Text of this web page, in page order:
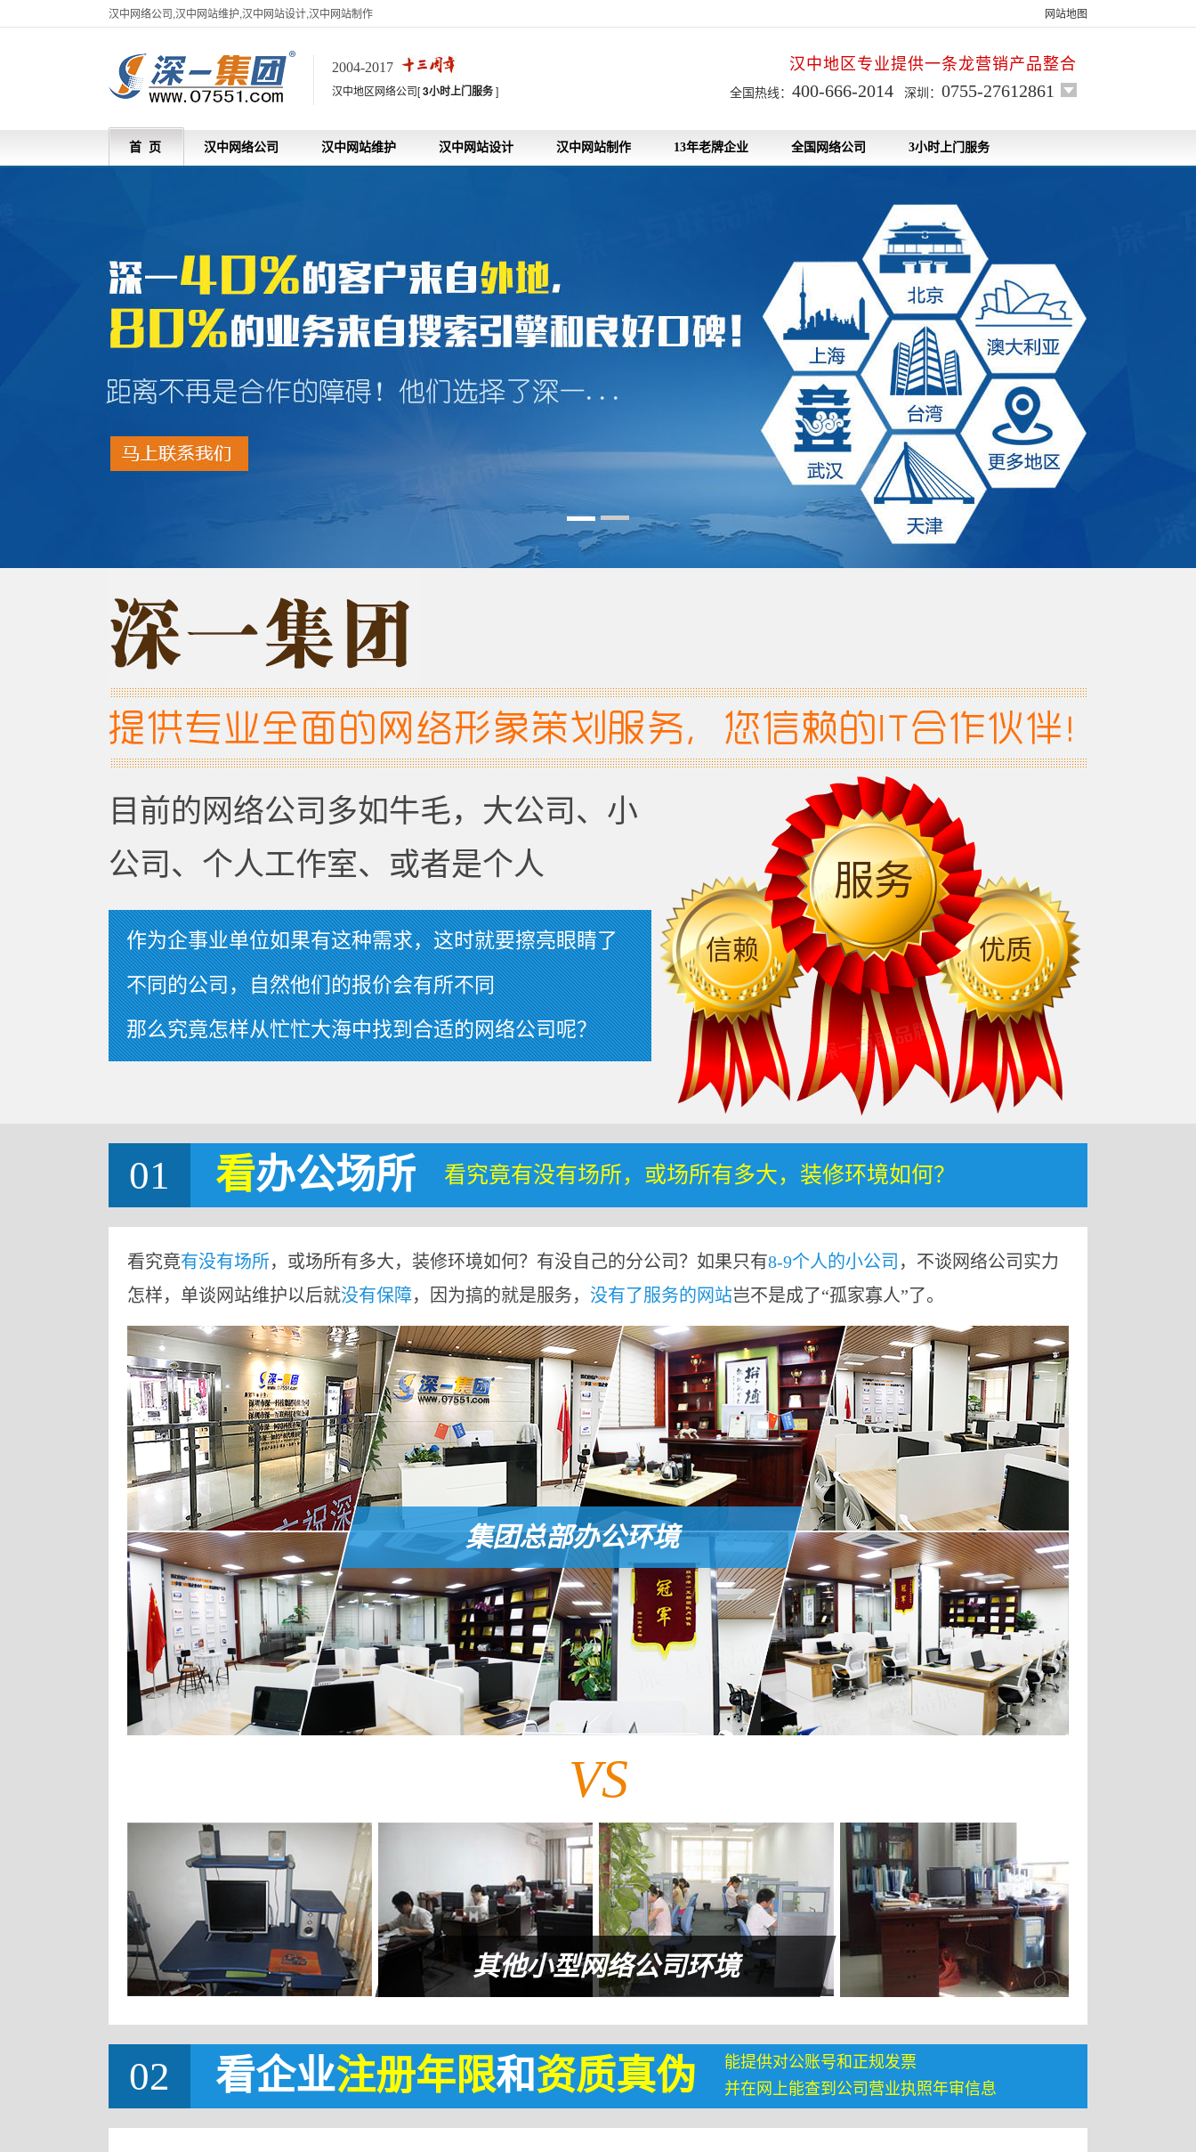
汉中网络公司,汉中网站维护,汉中网站设计,汉中网站制作 网站地图
2004-2017
汉中地区网络公司[3小时上门服务]
汉中地区专业提供一条龙营销产品整合
全国热线： 400-666-2014 深圳： 0755-27612861
首 页 汉中网络公司 汉中网站维护 汉中网站设计 汉中网站制作 13年老牌企业 全国网络公司 3小时上门服务
目前的网络公司多如牛毛，大公司、小
公司、个人工作室、或者是个人
作为企事业单位如果有这种需求，这时就要擦亮眼睛了
不同的公司，自然他们的报价会有所不同
那么究竟怎样从忙忙大海中找到合适的网络公司呢？
信赖
服务
优质
01 看办公场所 看究竟有没有场所，或场所有多大，装修环境如何？
看究竟有没有场所，或场所有多大，装修环境如何？有没自己的分公司？如果只有8-9个人的小公司 ，不谈网络公司实力
怎样，单谈网站维护以后就没有保障，因为搞的就是服务， 没有了服务的网站岂不是成了“孤家寡人”了。
集团总部办公环境
VS
其他小型网络公司环境
02 看企业注册年限和资质真伪
能提供对公账号和正规发票
并在网上能查到公司营业执照年审信息